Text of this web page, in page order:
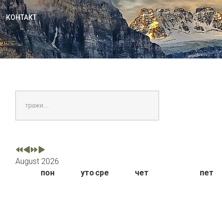
КОНТАКТ
тражи...
August 2026
пон
уто сре чет пет